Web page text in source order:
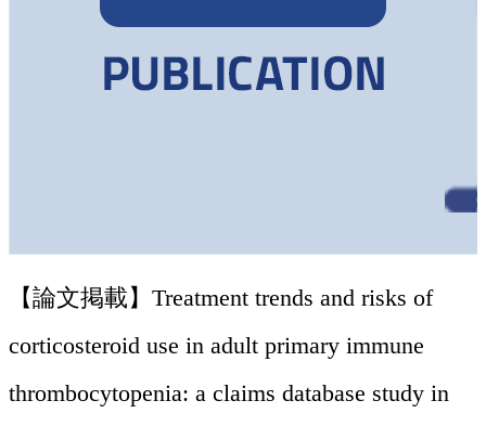
【論文掲載】Treatment trends and risks of
corticosteroid use in adult primary immune
thrombocytopenia: a claims database study in